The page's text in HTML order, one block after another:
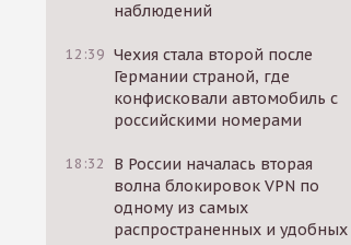
наблюдений
12:39 Чехия стала второй после
Германии страной, где
конфисковали автомобиль с
российскими номерами
18:32
В России началась вторая
волна блокировок VPN по
одному из самых
распространенных и удобных